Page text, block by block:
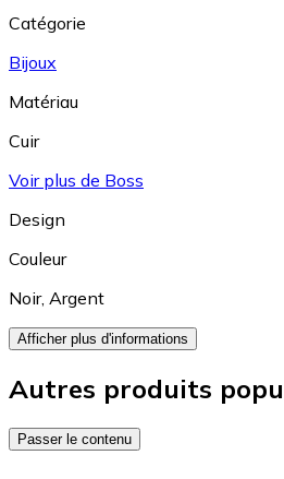
Catégorie
Bijoux
Matériau
Cuir
Voir plus de Boss
Design
Couleur
Noir, Argent
Afficher plus d'informations
Autres produits
Passer le contenu